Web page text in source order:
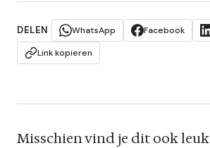
DELEN WhatsApp Facebook
Link kopieren
Misschien vind je dit ook leuk